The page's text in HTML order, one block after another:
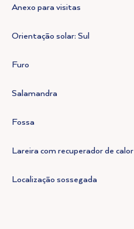
Anexo para visitas
Orientação solar: Sul
Furo
Salamandra
Fossa
Lareira com recuperador de calor
Localização sossegada